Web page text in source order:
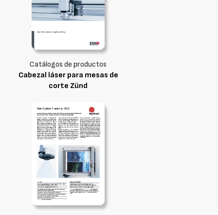
Catálogos de productos
Cabezal láser para mesas de
corte Zünd